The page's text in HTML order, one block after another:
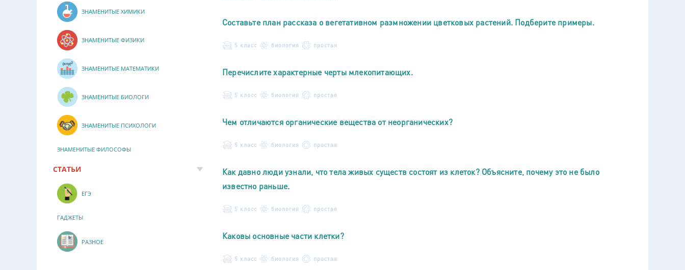
Составьте план рассказа о вегетативном размножении цветковых растений. Подберите примеры.
5 класс биология простая
Перечислите характерные черты млекопитающих.
5 класс биология простая
Чем отличаются органические вещества от неорганических?
5 класс биология простая
Как давно люди узнали, что тела живых существ состоят из клеток? Объясните, почему это не было
известно раньше.
5 класс биология простая
Каковы основные части клетки?
5 класс биология простая
ЗНАМЕНИТЫЕ ХИМИКИ
ЗНАМЕНИТЫЕ ФИЗИКИ
ЗНАМЕНИТЫЕ МАТЕМАТИКИ
ЗНАМЕНИТЫЕ БИОЛОГИ
ЗНАМЕНИТЫЕ ПСИХОЛОГИ
ЗНАМЕНИТЫЕ ФИЛОСОФЫ
СТАТЬИ
ЕГЭ
ГАДЖЕТЫ
РАЗНОЕ